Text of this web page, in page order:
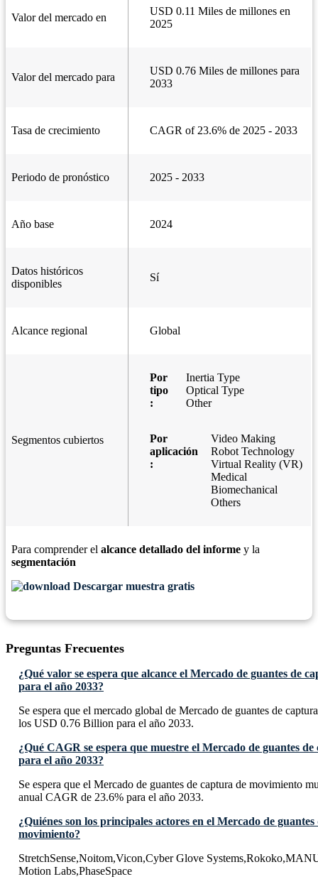
Valor del mercado en
USD 0.11 Miles de millones en
2025
Valor del mercado para
USD 0.76 Miles de millones para
2033
Tasa de crecimiento CAGR of 23.6% de 2025 - 2033
Periodo de pronóstico 2025 - 2033
Año base 2024
Datos históricos
disponibles
Sí
Alcance regional Global
Segmentos cubiertos
Por
tipo
:
Inertia Type
Optical Type
Other
Por
aplicación
:
Video Making
Robot Technology
Virtual Reality (VR)
Medical
Biomechanical
Others
Para comprender el alcance detallado del informe y la
segmentación
Descargar muestra gratis
Preguntas Frecuentes
¿Qué valor se espera que alcance el Mercado de guantes de
para el año 2033?
Se espera que el mercado global de Mercado de guantes de
los USD 0.76 Billion para el año 2033.
¿Qué CAGR se espera que muestre el Mercado de guantes
para el año 2033?
Se espera que el Mercado de guantes de captura de movimiento
anual CAGR de 23.6% para el año 2033.
¿Quiénes son los principales actores en el Mercado de
movimiento?
StretchSense,Noitom,Vicon,Cyber Glove
Motion Labs,PhaseSpace